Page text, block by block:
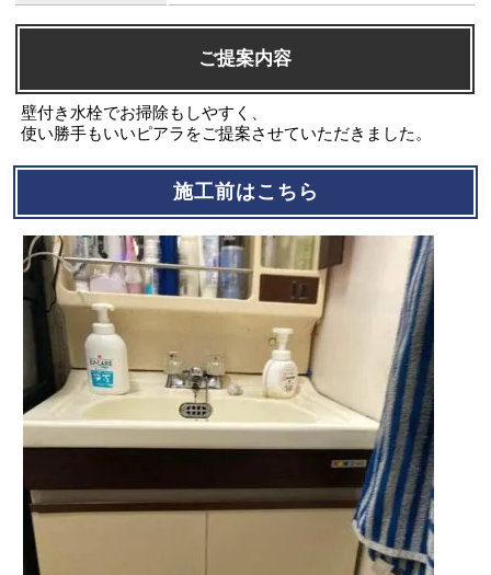
ご提案内容
壁付き水栓でお掃除もしやすく、
使い勝手もいいピアラをご提案させていただきました。
施工前はこちら